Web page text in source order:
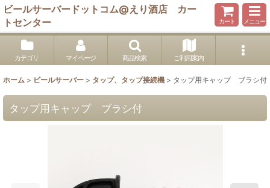
ビールサーバードットコム@えり酒店 カー
トセンター
カート メニュー
カテゴリ マイページ 商品検索 ご利用案内
ホーム > ビールサーバー > タップ、タップ接続機 > タップ用キャップ ブラシ付
タップ用キャップ ブラシ付